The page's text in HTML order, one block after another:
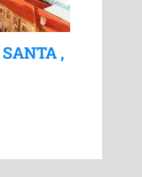
,